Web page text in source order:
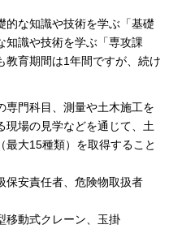
的な知識や技術を学ぶ「基礎
知識や技術を学ぶ「専攻課
教育期間は1年間ですが、続け
専門科目、測量や土木施工を
現場の見学などを通じて、土
最大15種類）を取得すること
保安責任者、危険物取扱者
移動式クレーン、玉掛